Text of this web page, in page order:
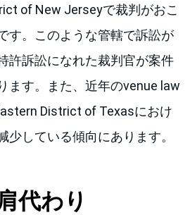
of New Jerseyで裁判がおこ
す。このような管轄で訴訟が
許訴訟になれた裁判官が案件
ます。また、近年のvenue law
District of Texasにおけ
少している傾向にあります。
代わり